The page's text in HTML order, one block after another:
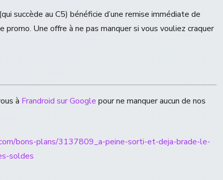
succède au C5) bénéficie d’une remise immédiate de
Une offre à ne pas manquer si vous vouliez craquer
à Frandroid sur Google pour ne manquer aucun de nos
bons-plans/3137809_a-peine-sorti-et-deja-brade-le-
soldes